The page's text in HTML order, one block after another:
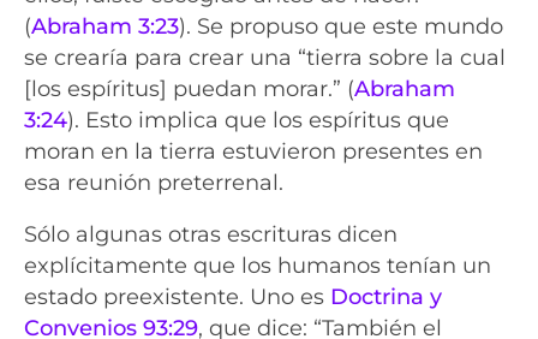
(Abraham 3:23). Se propuso que este mundo
se crearía para crear una “tierra sobre la cual
[los espíritus] puedan morar.” (Abraham
3:24). Esto implica que los espíritus que
moran en la tierra estuvieron presentes en
esa reunión preterrenal.
Sólo algunas otras escrituras dicen
explícitamente que los humanos tenían un
estado preexistente. Uno es Doctrina y
Convenios 93:29, que dice: “También el